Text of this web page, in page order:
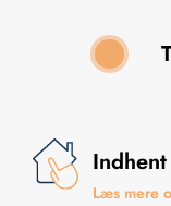
Læs mere